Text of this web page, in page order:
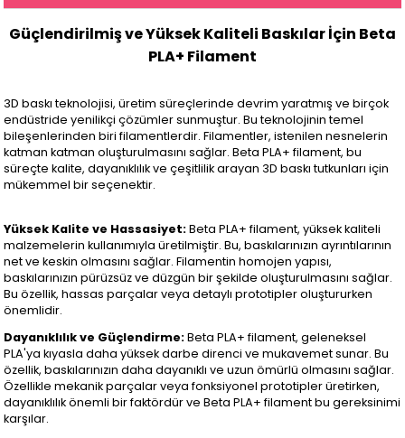
Güçlendirilmiş ve Yüksek Kaliteli Baskılar İçin Beta
PLA+ Filament
3D baskı teknolojisi, üretim süreçlerinde devrim yaratmış ve birçok
endüstride yenilikçi çözümler sunmuştur. Bu teknolojinin temel
bileşenlerinden biri filamentlerdir. Filamentler, istenilen nesnelerin
katman katman oluşturulmasını sağlar. Beta PLA+ filament, bu
süreçte kalite, dayanıklılık ve çeşitlilik arayan 3D baskı tutkunları için
mükemmel bir seçenektir.
Yüksek Kalite ve Hassasiyet:Beta PLA+ filament, yüksek kaliteli
malzemelerin kullanımıyla üretilmiştir. Bu, baskılarınızın ayrıntılarının
net ve keskin olmasını sağlar. Filamentin homojen yapısı,
baskılarınızın pürüzsüz ve düzgün bir şekilde oluşturulmasını sağlar.
Bu özellik, hassas parçalar veya detaylı prototipler oluştururken
önemlidir.
Dayanıklılık ve Güçlendirme:Beta PLA+ filament, geleneksel
PLA'ya kıyasla daha yüksek darbe direnci ve mukavemet sunar. Bu
özellik, baskılarınızın daha dayanıklı ve uzun ömürlü olmasını sağlar.
Özellikle mekanik parçalar veya fonksiyonel prototipler üretirken,
dayanıklılık önemli bir faktördür ve Beta PLA+ filament bu gereksinimi
karşılar.